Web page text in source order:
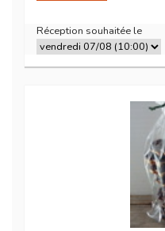
Réception souhaitée le